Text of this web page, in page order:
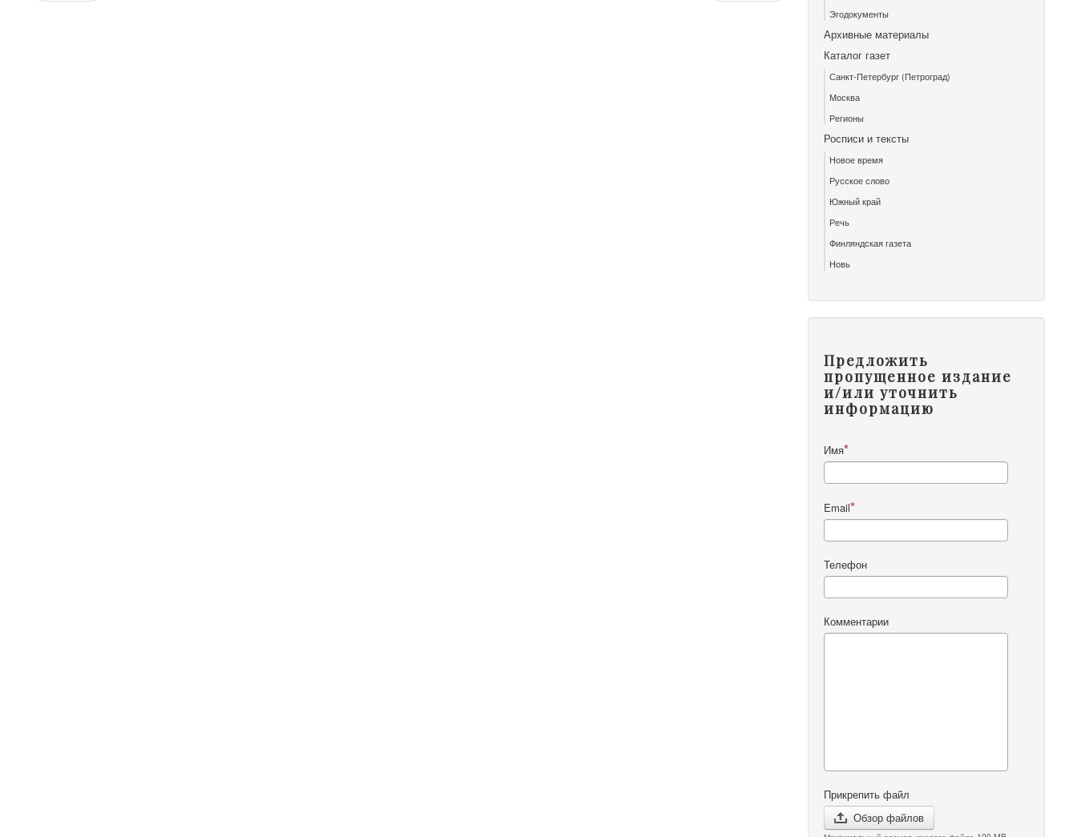
Эгодокументы
Архивные материалы
Каталог газет
Санкт-Петербург (Петроград)
Москва
Регионы
Росписи и тексты
Новое время
Русское слово
Южный край
Речь
Финляндская газета
Новь
Предложить
пропущенное издание
и/или уточнить
информацию
Имя
Email
Телефон
Комментарии
Прикрепить файл
Обзор файлов